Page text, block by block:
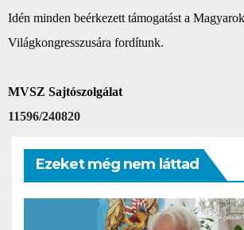
Idén minden beérkezett támogatást a
Világkongresszusára fordítunk.
MVSZ Sajtószolgálat
11596/240820
Ezeket még nem láttad